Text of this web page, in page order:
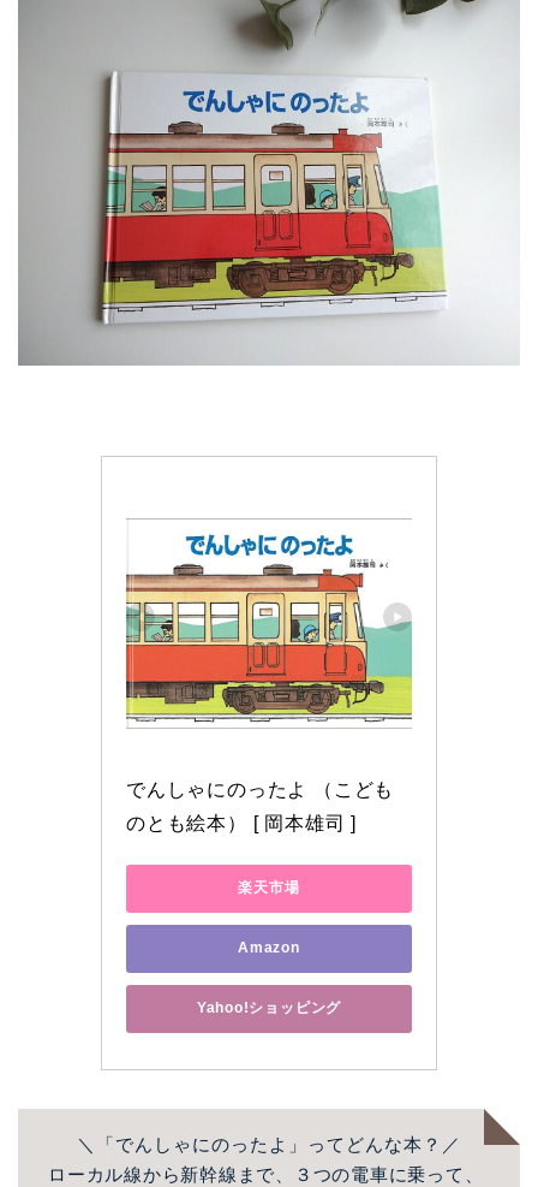
でんしゃにのったよ （こども
のとも絵本） [ 岡本雄司 ]
楽天市場
Amazon
Yahoo!ショッピング
＼「でんしゃにのったよ」ってどんな本？／
ローカル線から新幹線まで、３つの電車に乗って、